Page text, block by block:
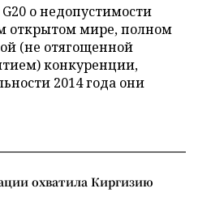
о недопустимости
открытом мире, полном
(не отягощенной
конкуренции,
2014 года они
охватила Киргизию